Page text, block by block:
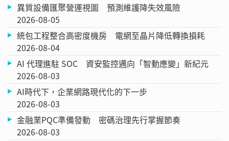
異質設備匯聚營運視圖 預測維護降失效風險
2026-08-05
統包工程整合高密度機房 電網至晶片降低轉換損耗
2026-08-04
AI 代理進駐 SOC 資安監控邁向「智動應變」新紀元
2026-08-03
AI時代下，企業網路現代化的下一步
2026-08-03
金融業PQC準備發動 密碼治理先行掌握節奏
2026-08-03